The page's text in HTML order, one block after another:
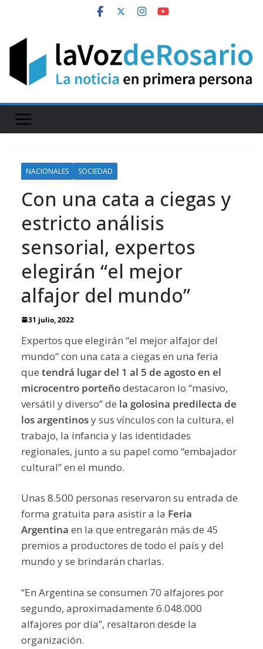
content
NACIONALES SOCIEDAD
Con una cata a ciegas y
estricto análisis
sensorial, expertos
elegirán “el mejor
alfajor del mundo”
31 julio, 2022
Expertos que elegirán “el mejor alfajor del
mundo” con una cata a ciegas en una feria
que tendrá lugar del 1 al 5 de agosto en el
microcentro porteñodestacaron lo “masivo,
versátil y diverso” de la golosina predilecta de
los argentinosy sus vínculos con la cultura, el
trabajo, la infancia y las identidades
regionales, junto a su papel como “embajador
cultural” en el mundo.
Unas 8.500 personas reservaron su entrada de
forma gratuita para asistir a la Feria
Argentina en la que entregarán más de 45
premios a productores de todo el país y del
mundo y se brindarán charlas.
“En Argentina se consumen 70 alfajores por
segundo, aproximadamente 6.048.000
alfajores por día”, resaltaron desde la
organización.